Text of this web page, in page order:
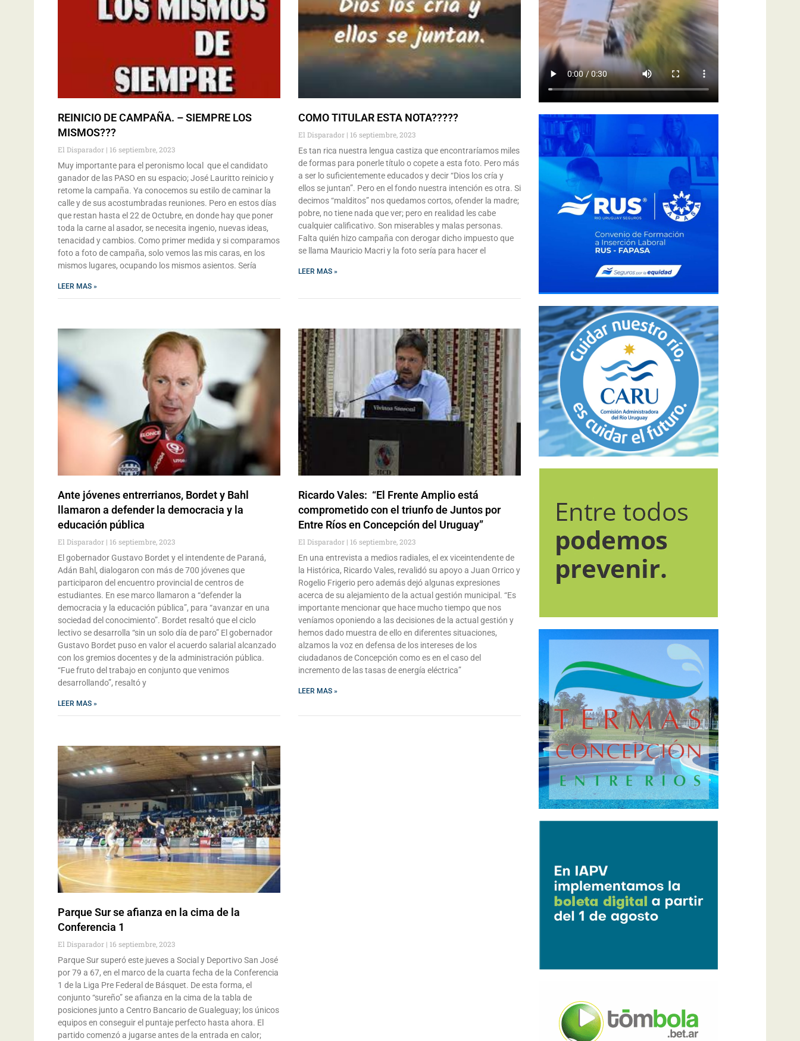
REINICIO DE CAMPAÑA. – SIEMPRE LOS
MISMOS???
El Disparador
16 septiembre, 2023
Muy importante para el peronismo local que el candidato
ganador de las PASO en su espacio; José Lauritto reinicio y
retome la campaña. Ya conocemos su estilo de caminar la
calle y de sus acostumbradas reuniones. Pero en estos días
que restan hasta el 22 de Octubre, en donde hay que poner
toda la carne al asador, se necesita ingenio, nuevas ideas,
tenacidad y cambios. Como primer medida y si comparamos
foto a foto de campaña, solo vemos las mis caras, en los
mismos lugares, ocupando los mismos asientos. Sería
LEER MAS »
COMO TITULAR ESTA NOTA?????
El Disparador
16 septiembre, 2023
Es tan rica nuestra lengua castiza que encontraríamos miles
de formas para ponerle título o copete a esta foto. Pero más
a ser lo suficientemente educados y decir “Dios los cría y
ellos se juntan”. Pero en el fondo nuestra intención es otra. Si
decimos “malditos” nos quedamos cortos, ofender la madre;
pobre, no tiene nada que ver; pero en realidad les cabe
cualquier calificativo. Son miserables y malas personas.
Falta quién hizo campaña con derogar dicho impuesto que
se llama Mauricio Macri y la foto sería para hacer el
LEER MAS »
Ante jóvenes entrerrianos, Bordet y Bahl
llamaron a defender la democracia y la
educación pública
El Disparador
16 septiembre, 2023
El gobernador Gustavo Bordet y el intendente de Paraná,
Adán Bahl, dialogaron con más de 700 jóvenes que
participaron del encuentro provincial de centros de
estudiantes. En ese marco llamaron a “defender la
democracia y la educación pública”, para “avanzar en una
sociedad del conocimiento”. Bordet resaltó que el ciclo
lectivo se desarrolla “sin un solo día de paro” El gobernador
Gustavo Bordet puso en valor el acuerdo salarial alcanzado
con los gremios docentes y de la administración pública.
“Fue fruto del trabajo en conjunto que venimos
desarrollando”, resaltó y
LEER MAS »
Ricardo Vales: “El Frente Amplio está
comprometido con el triunfo de Juntos por
Entre Ríos en Concepción del Uruguay”
El Disparador
16 septiembre, 2023
En una entrevista a medios radiales, el ex viceintendente de
la Histórica, Ricardo Vales, revalidó su apoyo a Juan Orrico y
Rogelio Frigerio pero además dejó algunas expresiones
acerca de su alejamiento de la actual gestión municipal. “Es
importante mencionar que hace mucho tiempo que nos
veníamos oponiendo a las decisiones de la actual gestión y
hemos dado muestra de ello en diferentes situaciones,
alzamos la voz en defensa de los intereses de los
ciudadanos de Concepción como es en el caso del
incremento de las tasas de energía eléctrica”
LEER MAS »
Parque Sur se afianza en la cima de la
Conferencia 1
El Disparador
16 septiembre, 2023
Parque Sur superó este jueves a Social y Deportivo San José
por 79 a 67, en el marco de la cuarta fecha de la Conferencia
1 de la Liga Pre Federal de Básquet. De esta forma, el
conjunto “sureño” se afianza en la cima de la tabla de
posiciones junto a Centro Bancario de Gualeguay; los únicos
equipos en conseguir el puntaje perfecto hasta ahora. El
partido comenzó a jugarse antes de la entrada en calor;